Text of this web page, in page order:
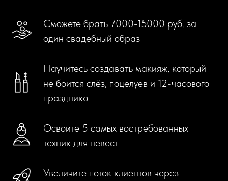
Сможете брать 7000-15000 руб. за
один свадебный образ
Научитесь создавать макияж, который
не боится слёз, поцелуев и 12-часового
праздника
Освоите 5 самых востребованных
техник для невест
Увеличите поток клиентов через